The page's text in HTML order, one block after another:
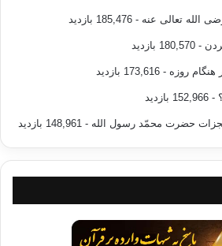
الله تعالی عنه - 185,476 بازدید
- 180,570 بازدید
روزه - 173,616 بازدید
- 152,966 بازدید
حضرت محمّد رسول الله - 148,961 بازدید